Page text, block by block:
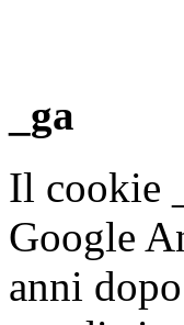
_ga
Il cookie
Google
anni